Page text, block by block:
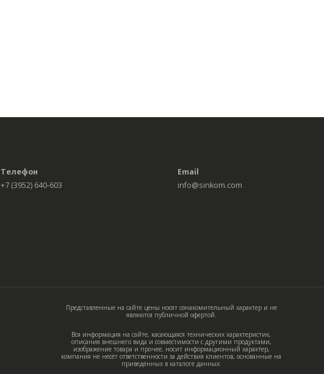
Телефон
+7 (3952) 640-603
Email
info@sinkom.com
Представленные на сайте цены носят ознакомительный характер и не
являются публичной офертой.
Вся информация на сайте, касающаяся технических характеристик,
описания внешнего вида и совместимости с другими продуктами,
изображение товара и прочее, носит информационный характер,
компания не несёт ответственности за действия клиентов, основанные на
приведённых в каталоге данных.